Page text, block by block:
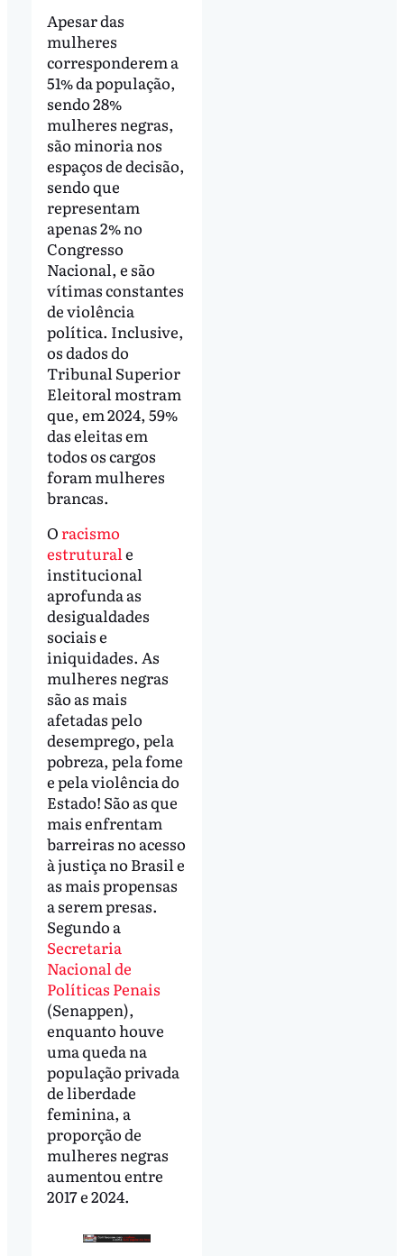
Apesar das
mulheres
corresponderem a
51% da população,
sendo 28%
mulheres negras,
são minoria nos
espaços de decisão,
sendo que
representam
apenas 2% no
Congresso
Nacional, e são
vítimas constantes
de violência
política. Inclusive,
os dados do
Tribunal Superior
Eleitoral mostram
que, em 2024, 59%
das eleitas em
todos os cargos
foram mulheres
brancas.
O racismo
estruturale
institucional
aprofunda as
desigualdades
sociais e
iniquidades. As
mulheres negras
são as mais
afetadas pelo
desemprego, pela
pobreza, pela fome
e pela violência do
Estado! São as que
mais enfrentam
barreiras no acesso
à justiça no Brasil e
as mais propensas
a serem presas.
Segundo a
Secretaria
Nacional de
Políticas Penais
(Senappen),
enquanto houve
uma queda na
população privada
de liberdade
feminina, a
proporção de
mulheres negras
aumentou entre
2017 e 2024.